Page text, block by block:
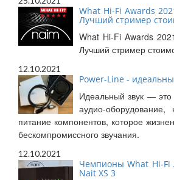
What Hi-Fi Awards
Лучший стример
What Hi-Fi Awards
Лучший стример
12.10.2021
Power-Line -
Идеальный звук — это
аудио-
питание компонентов, которое
бескомпромиссного звучания.
12.10.2021
Чемпионы What Hi-Fi
Nait XS 3